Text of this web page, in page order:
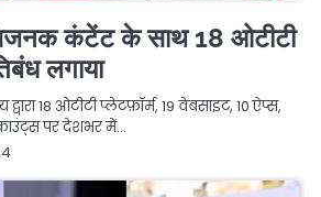
कंटेंट के साथ 18 ओटीटी
लगाया
18 ओटीटी प्लेटफ़ॉर्म, 19 वेबसाइट, 10 ऐप्स,
पर देशभर में…